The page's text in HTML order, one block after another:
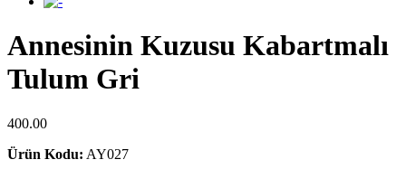
Annesinin Kuzusu Kabartmalı
Tulum Gri
400.00
Ürün Kodu: AY027